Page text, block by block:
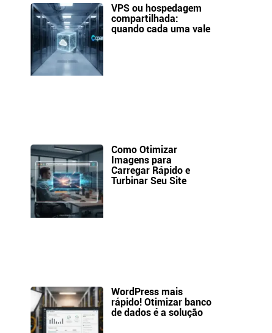
VPS ou hospedagem
compartilhada:
quando cada uma vale
Como Otimizar
Imagens para
Carregar Rápido e
Turbinar Seu Site
WordPress mais
rápido! Otimizar banco
de dados é a solução